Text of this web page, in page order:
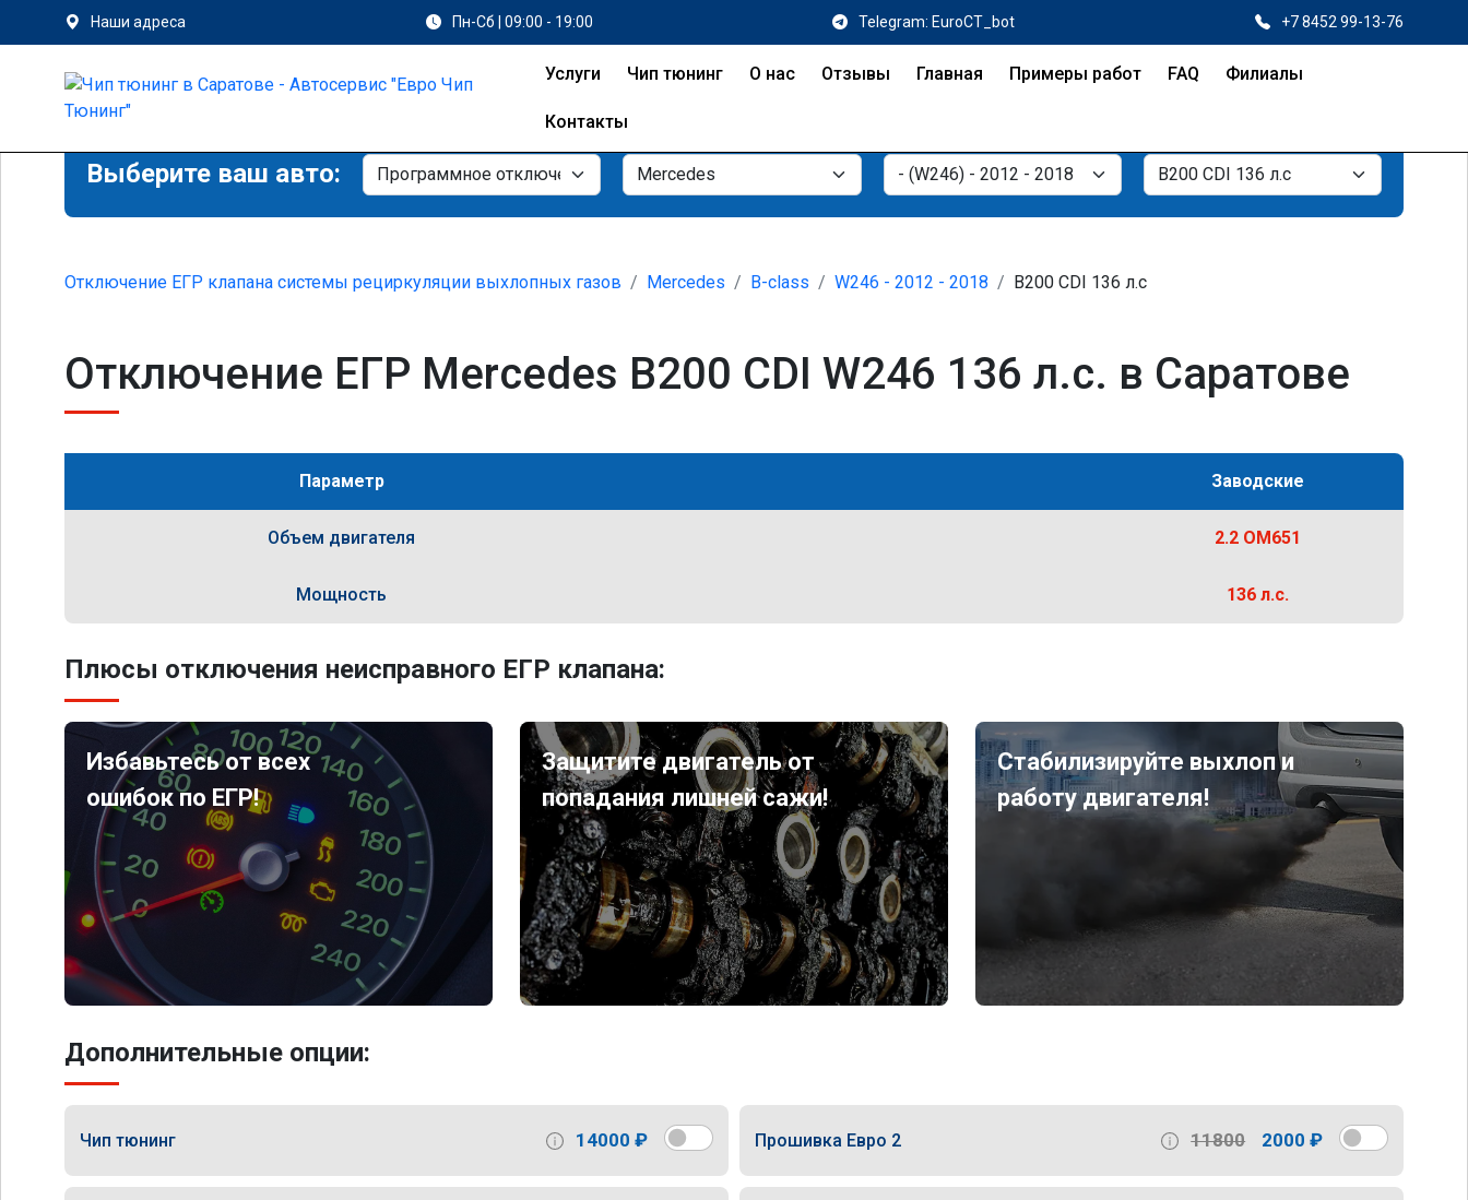
Наши адреса Пн-Сб | 09:00 - 19:00 Telegram: EuroCT_bot +7 8452 99-13-76
Услуги Чип тюнинг О нас Отзывы Главная Примеры работ FAQ Филиалы
Контакты
Выберите ваш авто:
Отключение ЕГР клапана системы рециркуляции выхлопных газов Mercedes B-class W246 - 2012 - 2018 B200 CDI 136 л.с
Отключение ЕГР Mercedes B200 CDI W246 136 л.с. в Саратове
Параметр Заводские
Объем двигателя 2.2 OM651
Мощность 136 л.с.
Плюсы отключения неисправного ЕГР клапана:
Избавьтесь от всех
ошибок по ЕГР!
Защитите двигатель от
попадания лишней сажи!
Стабилизируйте выхлоп и
работу двигателя!
Дополнительные опции:
Чип тюнинг 14000 ₽ Прошивка Евро 2 11800 2000 ₽